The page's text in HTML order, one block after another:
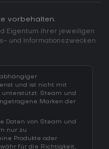
vorbehalten.
Eigentum ihrer jeweiligen
und Informationszwecken
und ist nicht mit
unterstützt. Steam und
Marken der
Daten von Steam und
nur zu
Produkte oder
für die Richtigkeit,